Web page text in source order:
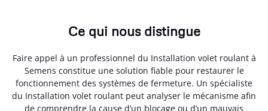
Ce qui nous distingue
Faire appel à un professionnel du Installation volet roulant à
Semens constitue une solution fiable pour restaurer le
fonctionnement des systèmes de fermeture. Un spécialiste
du Installation volet roulant peut analyser le mécanisme afin
de comprendre la cause d’un blocage ou d’un mauvais